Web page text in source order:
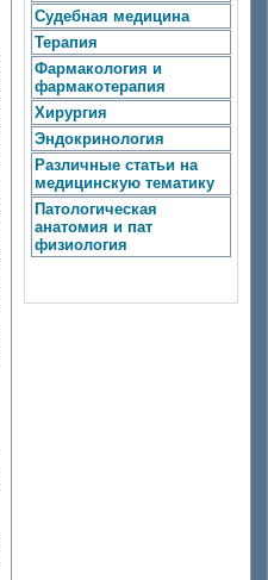
Судебная медицина
Терапия
Фармакология и
фармакотерапия
Хирургия
Эндокринология
Различные статьи на
медицинскую тематику
Патологическая
анатомия и пат
физиология